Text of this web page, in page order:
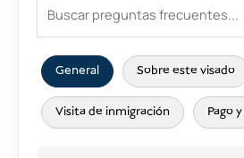
General Sobre este visado
Visita de inmigración Pago